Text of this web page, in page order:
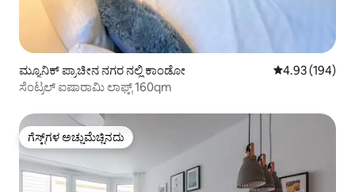
ಮ್ಯೂನಿಕ್ ಪ್ರಾಚೀನ ನಗರ ನಲ್ಲಿ ಕಾಂಡೋ 5 ರಲ್ಲಿ 4.93
4.93 (194)
ಸೆಂಟ್ರಲ್ ಐಷಾರಾಮಿ ಲಾಫ್ಟ್ 160qm
ಗೆಸ್ಟ್‌ಗಳ ಅಚ್ಚುಮೆಚ್ಚಿನದು
ಗೆಸ್ಟ್‌ಗಳ ಅಚ್ಚುಮೆಚ್ಚಿನದು